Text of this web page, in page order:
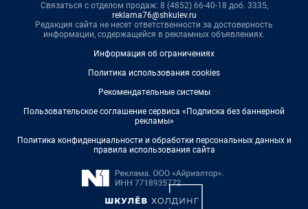
Связаться с отделом продаж: 8 (4852) 66-40-18 доб. 3335,
reklama76@shkulev.ru
Редакция сайта не несет ответственности за достоверность
информации, содержащейся в рекламных объявлениях.
Информация об ограничениях
Политика использования cookies
Рекомендательные системы
Пользовательское соглашение сервиса «Подписка без баннерной
рекламы»
Политика конфиденциальности и обработки персональных данных и
правила использования сайта